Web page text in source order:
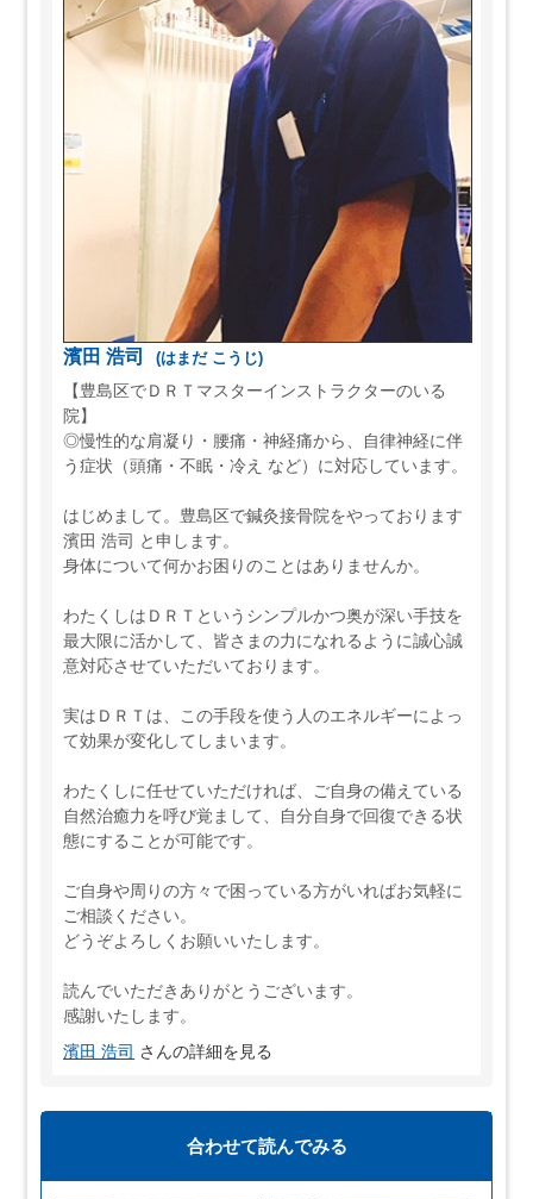
濱田 浩司
(はまだ こうじ)
【豊島区でＤＲＴマスターインストラクターのいる
院】
◎慢性的な肩凝り・腰痛・神経痛から、自律神経に伴
う症状（頭痛・不眠・冷え など）に対応しています。
はじめまして。豊島区で鍼灸接骨院をやっております
濱田 浩司 と申します。
身体について何かお困りのことはありませんか。
わたくしはＤＲＴというシンプルかつ奥が深い手技を
最大限に活かして、皆さまの力になれるように誠心誠
意対応させていただいております。
実はＤＲＴは、この手段を使う人のエネルギーによっ
て効果が変化してしまいます。
わたくしに任せていただければ、ご自身の備えている
自然治癒力を呼び覚まして、自分自身で回復できる状
態にすることが可能です。
ご自身や周りの方々で困っている方がいればお気軽に
ご相談ください。
どうぞよろしくお願いいたします。
読んでいただきありがとうございます。
感謝いたします。
濱田 浩司 さんの詳細を見る
合わせて読んでみる